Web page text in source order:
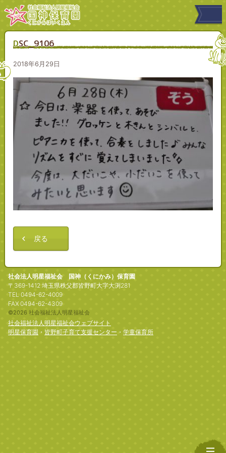
DSC_9106
2018年6月29日
戻る
社会法人明星福祉会 国神（くにかみ）保育園
〒369-1412 埼玉県秩父郡皆野町大字大渕281
TEL 0494-62-4009
FAX 0494-62-4309
©2026 社会福祉法人明星福祉会
社会福祉法人明星福祉会ウェブサイト
明星保育園 ・ 皆野町子育て支援センター ・ 学童保育所